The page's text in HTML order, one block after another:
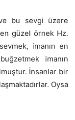
bu sevgi üzere
güzel örnek Hz.
imanın en
imanın
İnsanlar bir
Oysa